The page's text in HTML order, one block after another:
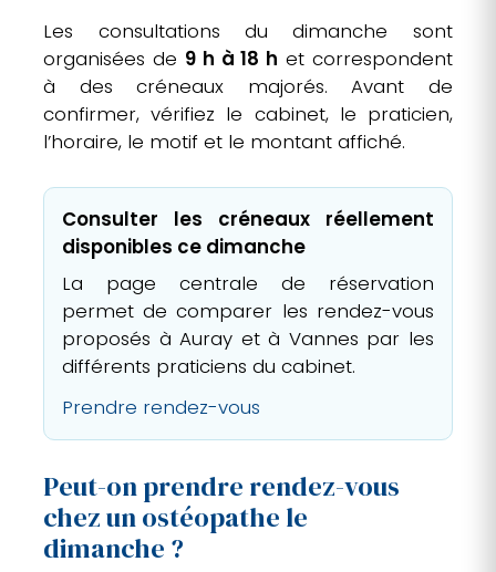
Les consultations du dimanche sont
organisées de 9 h à 18 h et correspondent
à des créneaux majorés. Avant de
confirmer, vérifiez le cabinet, le praticien,
l’horaire, le motif et le montant affiché.
Consulter les créneaux réellement
disponibles ce dimanche
La page centrale de réservation
permet de comparer les rendez-vous
proposés à Auray et à Vannes par les
différents praticiens du cabinet.
Prendre rendez-vous
Peut-on prendre rendez-vous
chez un ostéopathe le
dimanche ?